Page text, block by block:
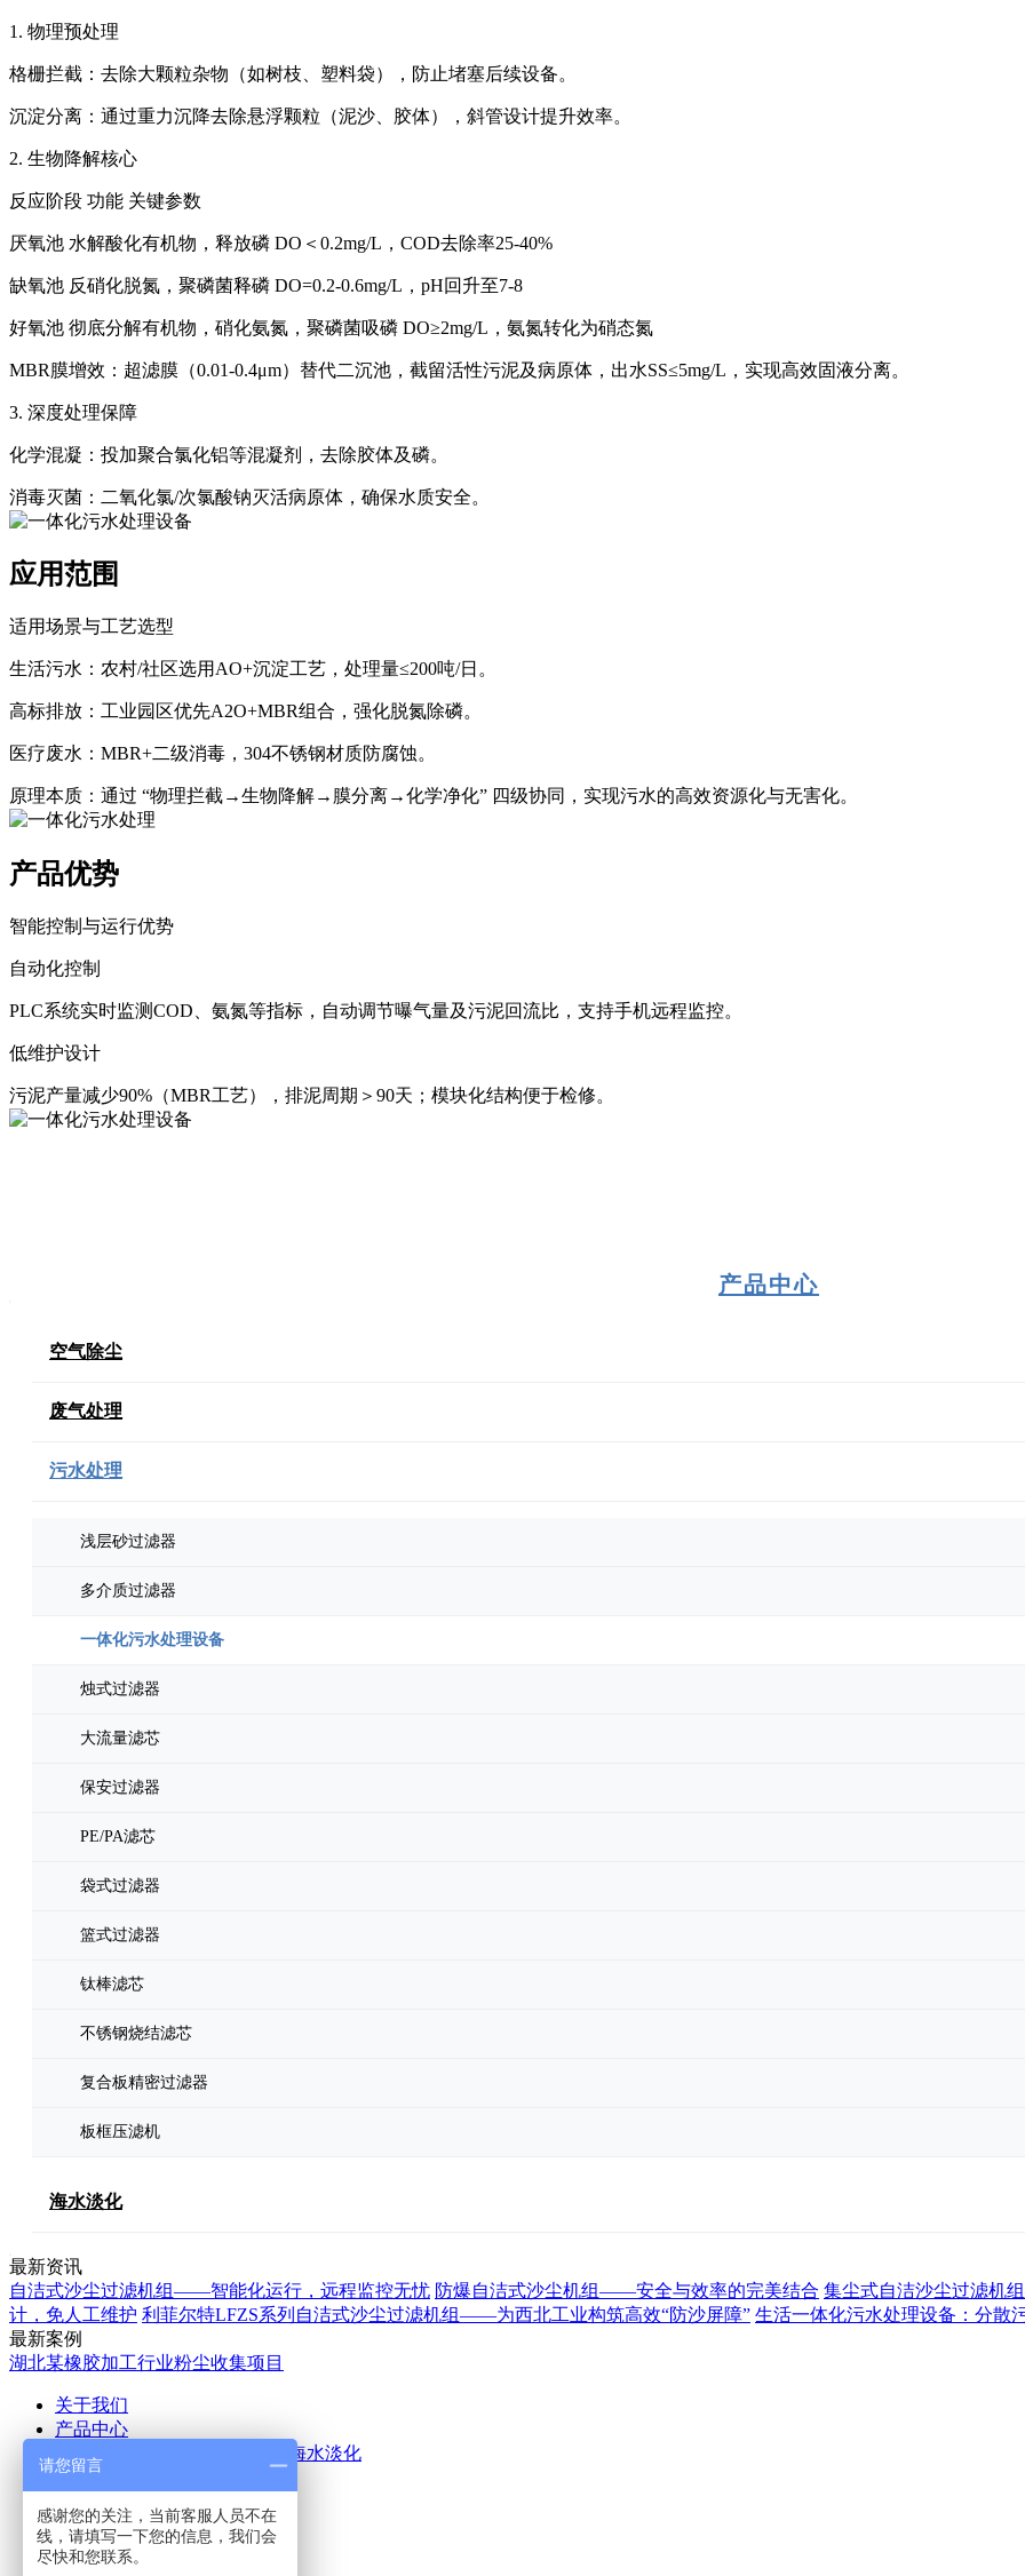
1. ‌物理预处理‌
格栅拦截‌：去除大颗粒杂物（如树枝、塑料袋），防止堵塞后续设备‌。
沉淀分离‌：通过重力沉降去除悬浮颗粒（泥沙、胶体），斜管设计提升效率‌。
2. ‌生物降解核心‌
反应阶段‌ ‌功能‌ ‌关键参数‌
厌氧池‌ 水解酸化有机物，释放磷 DO＜0.2mg/L，COD去除率25-40% ‌
缺氧池‌ 反硝化脱氮，聚磷菌释磷 DO=0.2-0.6mg/L，pH回升至7-8 ‌
好氧池‌ 彻底分解有机物，硝化氨氮，聚磷菌吸磷 DO≥2mg/L，氨氮转化为硝态氮 ‌
MBR膜增效‌：超滤膜（0.01-0.4μm）替代二沉池，截留活性污泥及病原体，出水SS≤5mg/L，实现高效固液分离‌。
3. ‌深度处理保障‌
化学混凝‌：投加聚合氯化铝等混凝剂，去除胶体及磷‌。
消毒灭菌‌：二氧化氯/次氯酸钠灭活病原体，确保水质安全‌。
应用范围
适用场景与工艺选型‌
生活污水‌：农村/社区选用AO+沉淀工艺，处理量≤200吨/日‌。
高标排放‌：工业园区优先A2O+MBR组合，强化脱氮除磷‌。
医疗废水‌：MBR+二级消毒，304不锈钢材质防腐蚀‌。
原理本质‌：通过 ‌“物理拦截→生物降解→膜分离→化学净化”‌ 四级协同，实现污水的高效资源化与无害化‌。
产品优势
智能控制与运行优势‌
自动化控制‌
PLC系统实时监测COD、氨氮等指标，自动调节曝气量及污泥回流比，支持手机远程监控‌。
低维护设计‌
污泥产量减少90%（MBR工艺），排泥周期＞90天；模块化结构便于检修‌。
产品中心
空气除尘
废气处理
污水处理
浅层砂过滤器
多介质过滤器
一体化污水处理设备
烛式过滤器
大流量滤芯
保安过滤器
PE/PA滤芯
袋式过滤器
篮式过滤器
钛棒滤芯
不锈钢烧结滤芯
复合板精密过滤器
板框压滤机
海水淡化
最新资讯
自洁式沙尘过滤机组——智能化运行，远程监控无忧 防爆自洁式沙尘机组——安全与效率的完美结合 集尘式自洁沙尘过滤机
计，免人工维护 利菲尔特LFZS系列自洁式沙尘过滤机组——为西北工业构筑高效“防沙屏障” 生活一体化污水处理设备：分散
最新案例
湖北某橡胶加工行业粉尘收集项目
关于我们
产品中心
空气除尘
海水淡化
应用案例
公司新闻 行业新闻
联系我们
请您留言
感谢您的关注，当前客服人员不在
线，请填写一下您的信息，我们会
尽快和您联系。